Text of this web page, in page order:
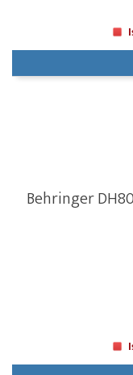
Behringer